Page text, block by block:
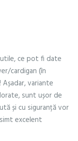
ce pot fi date
cardigan (în
variante
sunt ușor de
și cu siguranță vor
excelent